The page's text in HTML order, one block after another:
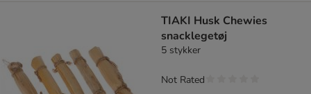
TIAKI Husk Chewies
snacklegetøj
5 stykker
Not Rated